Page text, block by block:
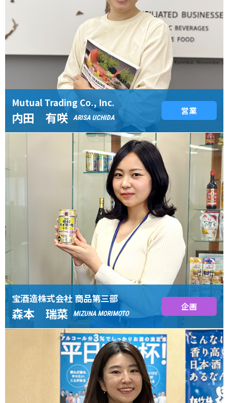
Mutual Trading Co., Inc.
内田 有咲 ARISA UCHIDA
営業
宝酒造株式会社 商品第三部
森本 瑞菜 MIZUNA MORIMOTO
企画